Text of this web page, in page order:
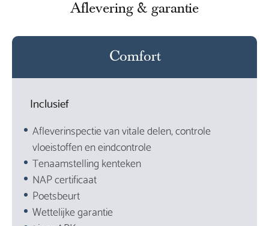
Aflevering & garantie
Comfort
Inclusief
Afleverinspectie van vitale delen, controle
vloeistoffen en eindcontrole
Tenaamstelling kenteken
NAP certificaat
Poetsbeurt
Wettelijke garantie